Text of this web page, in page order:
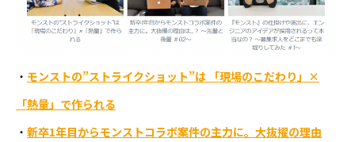
・ モンストの”ストライクショット”は 「現場のこだわり」×
「熱量」で作られる
・ 新卒1年目からモンストコラボ案件の主力に。大抜擢の理由